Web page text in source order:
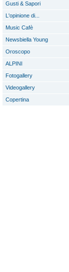
Gusti & Sapori
L'opinione di...
Music Cafè
Newsbiella Young
Oroscopo
ALPINI
Fotogallery
Videogallery
Copertina